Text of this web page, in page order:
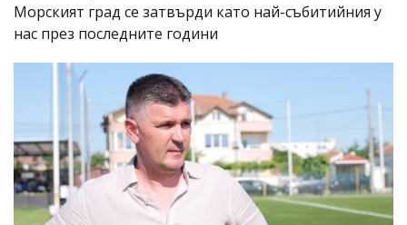
Морският град се затвърди като най-събитийния у
нас през последните години